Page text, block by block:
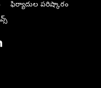
ఫిర్యాదుల పరిష్కారం